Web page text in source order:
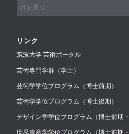
リンク
筑波大学 芸術ポータル
芸術専門学群（学士）
芸術学学位プログラム（博士前期）
芸術学学位プログラム（博士後期）
デザイン学学位プログラム（博士前期・
世界遺産学学位プログラム（博士前期・